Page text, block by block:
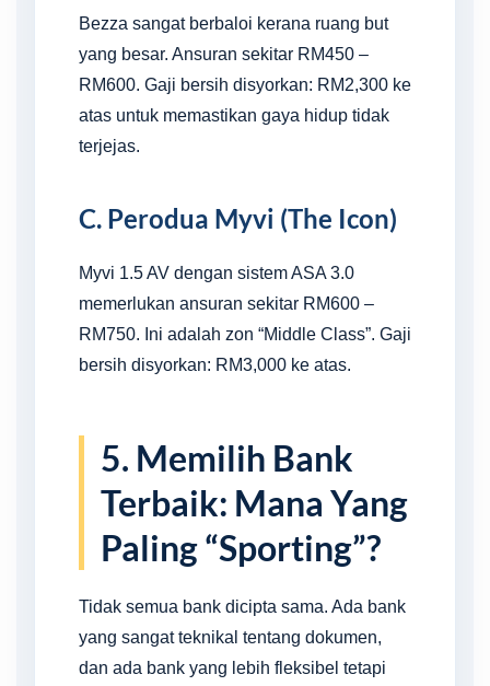
Bezza sangat berbaloi kerana ruang but
yang besar. Ansuran sekitar RM450 –
RM600. Gaji bersih disyorkan: RM2,300 ke
atas untuk memastikan gaya hidup tidak
terjejas.
C. Perodua Myvi (The Icon)
Myvi 1.5 AV dengan sistem ASA 3.0
memerlukan ansuran sekitar RM600 –
RM750. Ini adalah zon “Middle Class”. Gaji
bersih disyorkan: RM3,000 ke atas.
5. Memilih Bank
Terbaik: Mana Yang
Paling “Sporting”?
Tidak semua bank dicipta sama. Ada bank
yang sangat teknikal tentang dokumen,
dan ada bank yang lebih fleksibel tetapi